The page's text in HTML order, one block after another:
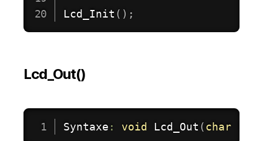
Lcd_Init ( ) ;
Lcd_Out()
Syntaxe : void Lcd_Out (char